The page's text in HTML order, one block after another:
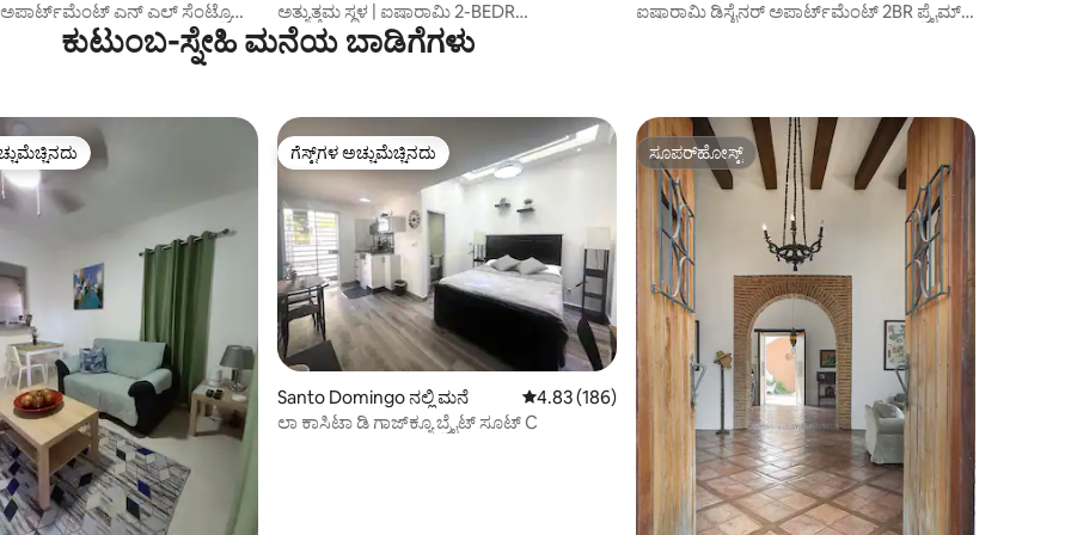
ಅಪಾರ್ಟ್‌ಮೆಂಟ್ ಎನ್ ಎಲ್ ಸೆಂಟ್ರೊ
ನ್ಯಾಷನಲ್
ಅತ್ಯುತ್ತಮ ಸ್ಥಳ | ಐಷಾರಾಮಿ 2-BEDR
ಅಪಾರ್ಟ್‌ಮೆಂಟ್ | ಪೂಲ್ ಮತ್ತು ಜಿಮ್
ಐಷಾರಾಮಿ ಡಿಸೈನರ್ ಅಪಾರ್ಟ್‌ಮೆಂಟ್ 2BR ಪ್ರೈಮ್
ಕುಟುಂಬ-ಸ್ನೇಹಿ ಮನೆಯ ಬಾಡಿಗೆಗಳು
145 ವಿಮರ್ಶೆಗಳು
ಗೆಸ್ಟ್‌ಗಳ ಅಚ್ಚುಮೆಚ್ಚಿನದು
ಗೆಸ್ಟ್‌ಗಳ ಅಚ್ಚುಮೆಚ್ಚಿನದು
Santo Domingo ನಲ್ಲಿ ಮನೆ 5 ರಲ್ಲಿ 4.83 ಸರಾಸರಿ ರೇಟಿಂಗ್, 186 ವಿಮರ್ಶೆಗಳು
4.83 (186)
ಲಾ ಕಾಸಿಟಾ ಡಿ ಗಾಜ್‌ಕ್ಯೂ ಬ್ರೈಟ್ ಸೂಟ್ C
ಸೂಪರ್‌ಹೋಸ್ಟ್
ಸೂಪರ್‌ಹೋಸ್ಟ್